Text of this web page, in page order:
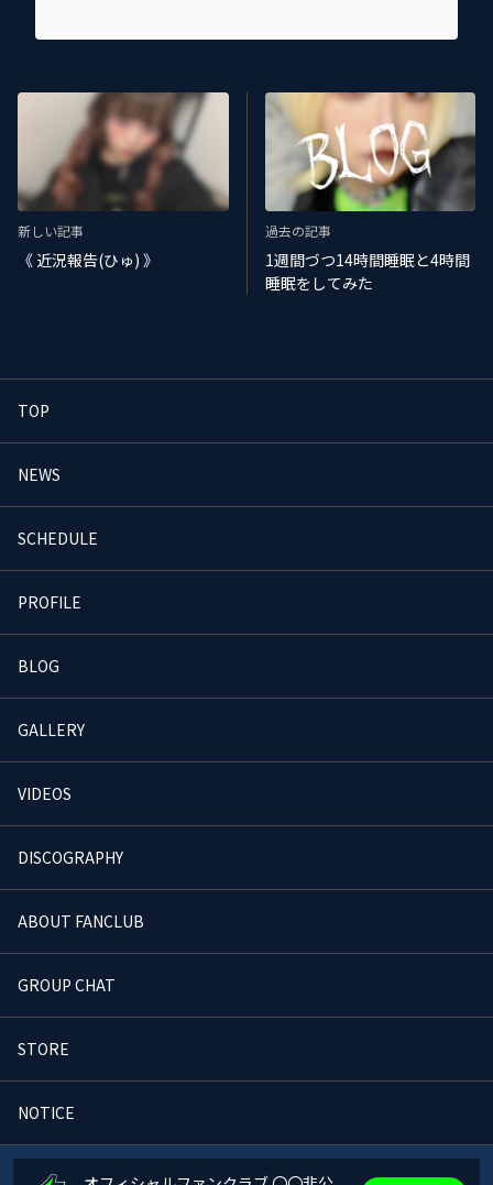
新しい記事
《 近況報告(ひゅ) 》
過去の記事
1週間づつ14時間睡眠と4時間
睡眠をしてみた
TOP
NEWS
SCHEDULE
PROFILE
BLOG
GALLERY
VIDEOS
DISCOGRAPHY
ABOUT FANCLUB
GROUP CHAT
STORE
NOTICE